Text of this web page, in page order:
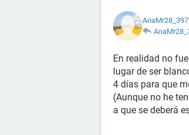
En realidad no
lugar de ser
4 días para que
(Aunque no he
a que se deberá